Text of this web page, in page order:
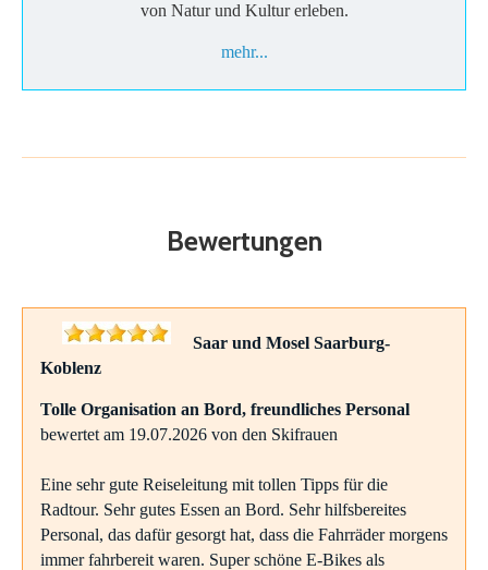
von Natur und Kultur erleben.
mehr...
Bewertungen
Saar und Mosel Saarburg-
Koblenz
Tolle Organisation an Bord, freundliches Personal
bewertet am 19.07.2026 von den Skifrauen
Eine sehr gute Reiseleitung mit tollen Tipps für die
Radtour. Sehr gutes Essen an Bord. Sehr hilfsbereites
Personal, das dafür gesorgt hat, dass die Fahrräder morgens
immer fahrbereit waren. Super schöne E-Bikes als